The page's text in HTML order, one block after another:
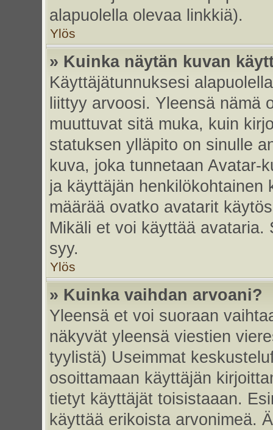
alapuolella olevaa linkkiä).
Ylös
» Kuinka näytän kuvan
Käyttäjätunnuksesi
liittyy arvoosi. Yleensä nämä
muuttuvat sitä muka, kuin
statuksen ylläpito on sinulle
kuva, joka tunnetaan Avatar-
ja käyttäjän henkilökohtainen
määrää ovatko avatarit
Mikäli et voi käyttää
syy.
Ylös
» Kuinka vaihdan arvoani?
Yleensä et voi suoraan
näkyvät yleensä viestien
tyylistä) Useimmat
osoittamaan käyttäjän
tietyt käyttäjät toisistaaan.
käyttää erikoista arvonimeä.